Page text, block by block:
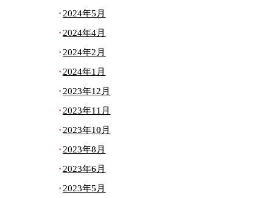
2024年5月
2024年4月
2024年2月
2024年1月
2023年12月
2023年11月
2023年10月
2023年8月
2023年6月
2023年5月